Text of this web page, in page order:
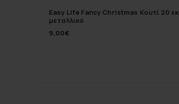
Easy Life Fancy Christmas Κουτί 20 εκ
μεταλλικό
9,00€